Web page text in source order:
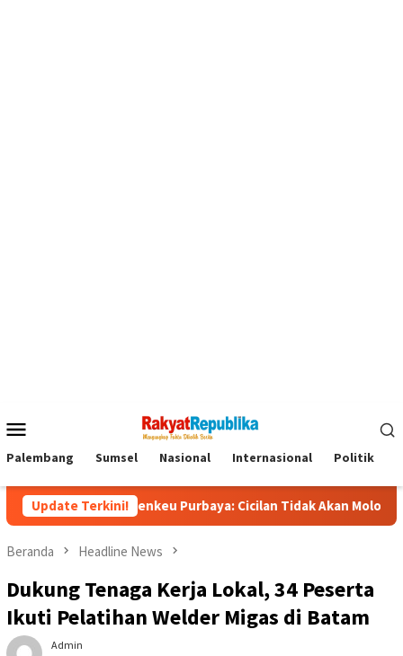
Mobile
Palembang Sumsel Nasional Internasional Politik
Update Terkini!
Menkeu Purbaya: Cicilan Tidak Akan Molor
Beranda Headline News
Dukung Tenaga Kerja Lokal, 34 Peserta
Ikuti Pelatihan Welder Migas di Batam
Admin